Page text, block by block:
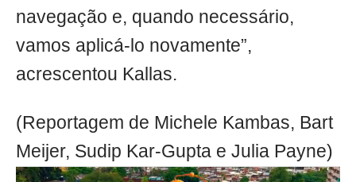
navegação e, quando necessário,
vamos aplicá-lo novamente”,
acrescentou Kallas.
(Reportagem de Michele Kambas, Bart
Meijer, Sudip Kar-Gupta e Julia Payne)